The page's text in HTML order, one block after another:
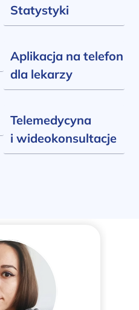
Statystyki
Aplikacja na telefon
dla lekarzy
Telemedycyna
i wideokonsultacje